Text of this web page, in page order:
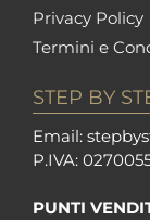
Privacy Policy
Termini e
STEP BY
Email:
P.IVA:
PUNTI